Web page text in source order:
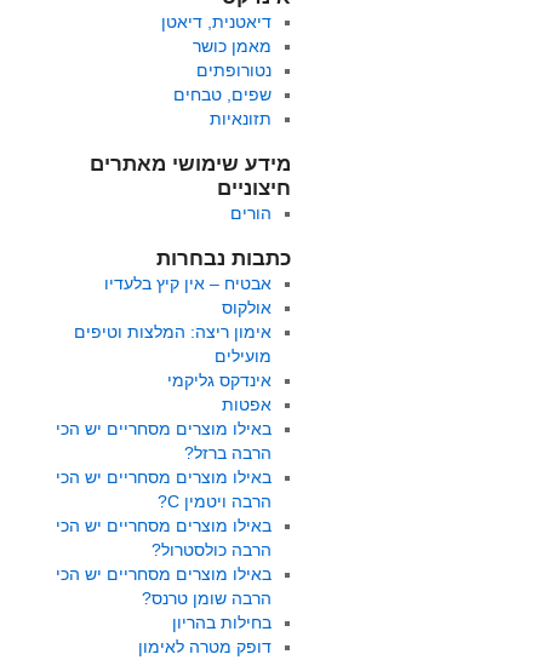
דיאטנית, דיאטן
מאמן כושר
נטורופתים
שפים, טבחים
תזונאיות
מידע שימושי מאתרים
חיצוניים
הורים
כתבות נבחרות
אבטיח – אין קיץ בלעדיו
אולקוס
אימון ריצה: המלצות וטיפים
מועילים
אינדקס גליקמי
אפטות
באילו מוצרים מסחריים יש הכי
הרבה ברזל?
באילו מוצרים מסחריים יש הכי
הרבה ויטמין C?
באילו מוצרים מסחריים יש הכי
הרבה כולסטרול?
באילו מוצרים מסחריים יש הכי
הרבה שומן טרנס?
בחילות בהריון
דופק מטרה לאימון